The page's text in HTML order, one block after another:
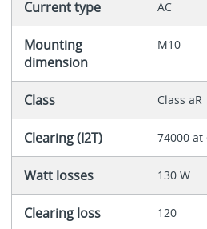
Current type AC
Mounting
dimension
M10
Class Class aR
Clearing (I2T) 74000 at
Watt losses 130 W
Clearing loss 120